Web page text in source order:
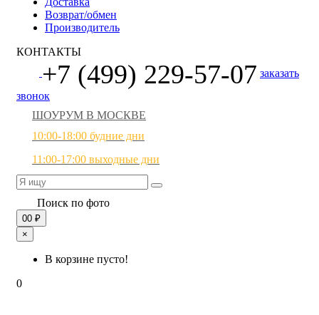
Возврат/обмен
Производитель
КОНТАКТЫ
+7 (499) 229-57-07 заказать
звонок
ШОУРУМ В МОСКВЕ
10:00-18:00 будние дни
11:00-17:00 выходные дни
Поиск по фото
00 ₽
×
В корзине пусто!
0